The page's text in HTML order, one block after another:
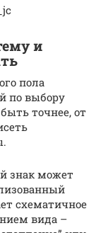
и
пола
по выбору
точнее, от
знак может
схематичное
вида –